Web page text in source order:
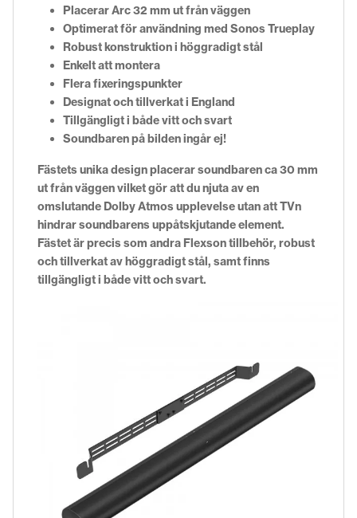
Placerar Arc 32 mm ut från väggen
Optimerat för användning med Sonos Trueplay
Robust konstruktion i höggradigt stål
Enkelt att montera
Flera fixeringspunkter
Designat och tillverkat i England
Tillgängligt i både vitt och svart
Soundbaren på bilden ingår ej!
Fästets unika design placerar soundbaren ca 30 mm
ut från väggen vilket gör att du njuta av en
omslutande Dolby Atmos upplevelse utan att TVn
hindrar soundbarens uppåtskjutande element.
Fästet är precis som andra Flexson tillbehör, robust
och tillverkat av höggradigt stål, samt finns
tillgängligt i både vitt och svart.